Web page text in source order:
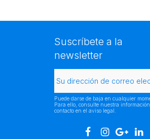
Suscríbete a la
newsletter
Puede darse de baja en cualquier
Para ello, consulte nuestra
contacto en el aviso legal.